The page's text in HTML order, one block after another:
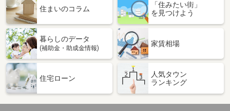
住まいのコラム
「住みたい街」
を見つけよう
暮らしのデータ
(補助金・助成金情報)
家賃相場
住宅ローン
人気タウン
ランキング